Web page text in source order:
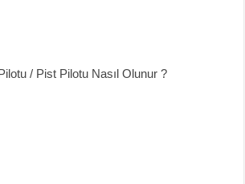
/ Pist Pilotu Nasıl Olunur ?